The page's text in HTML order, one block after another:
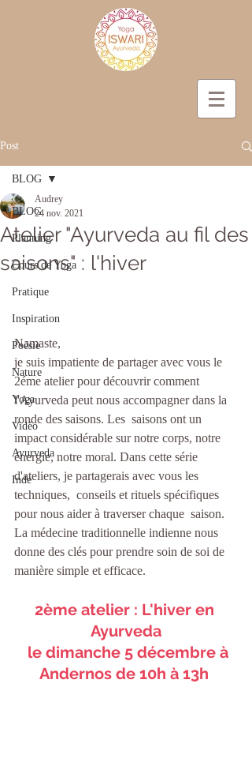
Post
BLOG
Planning
Cours de Yoga
Pratique
Inspiration
Poésie
Nature
Yoga
Vidéo
Ayurveda
Inde
BLOG
Atelier "Ayurveda au fil des
saisons" : l'hiver
Audrey
24 nov. 2021
Namaste,
je suis impatiente de partager avec vous le
2éme atelier pour découvrir comment
l'Ayurveda peut nous accompagner dans la
ronde des saisons. Les  saisons ont un
impact considérable sur notre corps, notre
énergie, notre moral. Dans cette série
d'ateliers, je partagerais avec vous les
techniques,  conseils et rituels spécifiques
pour nous aider à traverser chaque  saison.
La médecine traditionnelle indienne nous
donne des clés pour prendre soin de soi de
manière simple et efficace.
2ème atelier : L'hiver en
Ayurveda
Andernos de 10h à 13h